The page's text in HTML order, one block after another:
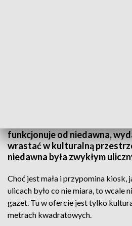
funkcjonuje od niedawna,
wrastać w kulturalną
niedawna była zwykłym
Choć jest mała i przypomina kiosk,
ulicach było co nie miara, to wcale
gazet. Tu w ofercie jest tylko
metrach kwadratowych.